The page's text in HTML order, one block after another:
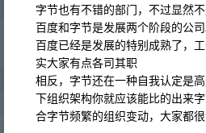
字节也有不错的部门，不过显然不
百度和字节是发展两个阶段的公司
百度已经是发展的特别成熟了，
实大家有点各司其职
相反，字节还在一种自我认定是
下组织架构你就应该能比的出来
合字节频繁的组织变动，大家都很